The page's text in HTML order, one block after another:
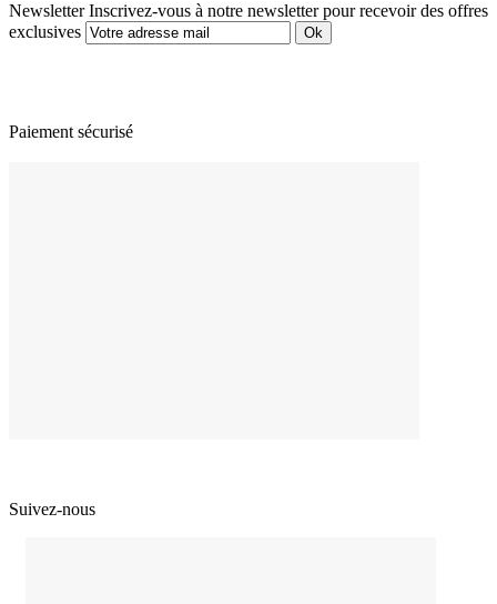
Newsletter Inscrivez-vous à notre newsletter pour recevoir des offres
exclusives
Paiement sécurisé
Suivez-nous